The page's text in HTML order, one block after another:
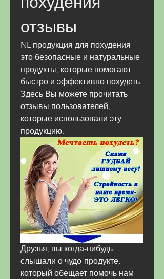
отзывы
NL продукция для похудения -
это безопасные и натуральные
продукты, которые помогают
быстро и эффективно похудеть.
Здесь Вы можете прочитать
отзывы пользователей,
которые использовали эту
продукцию.
Друзья, вы когда-нибудь
слышали о чудо-продукте,
который обещает помочь нам